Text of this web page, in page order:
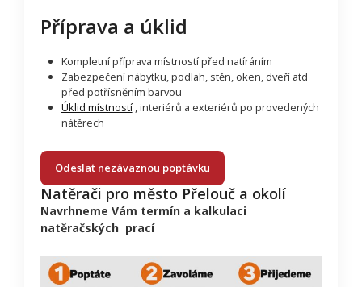
Příprava a úklid
Kompletní příprava místností před natíráním
Zabezpečení nábytku, podlah, stěn, oken, dveří atd
před potřísněním barvou
Úklid místností, interiérů a exteriérů po provedených
nátěrech
Odeslat nezávaznou poptávku
Natěrači pro město Přelouč a okolí
Navrhneme Vám termín a kalkulaci
natěračských prací